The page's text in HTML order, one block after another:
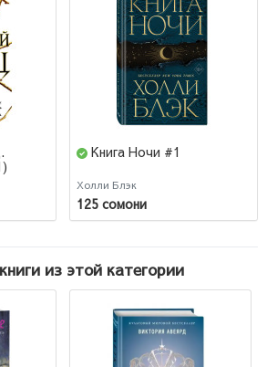
Книга Ночи #1
Холли Блэк
125 сомони
из этой категории